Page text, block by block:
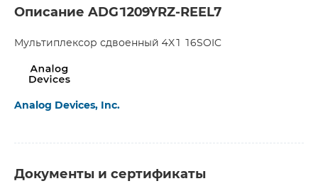
Описание ADG1209YRZ-REEL7
Мультиплексор сдвоенный 4X1 16SOIC
Analog Devices, Inc.
Документы и сертификаты